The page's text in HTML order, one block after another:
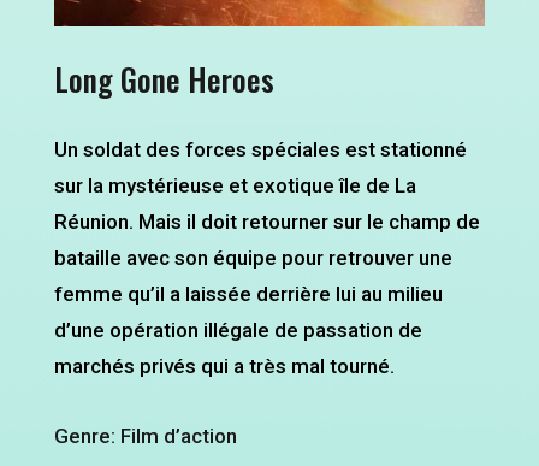
Long Gone Heroes
Un soldat des forces spéciales est stationné
sur la mystérieuse et exotique île de La
Réunion. Mais il doit retourner sur le champ de
bataille avec son équipe pour retrouver une
femme qu’il a laissée derrière lui au milieu
d’une opération illégale de passation de
marchés privés qui a très mal tourné.
Genre: Film d’action